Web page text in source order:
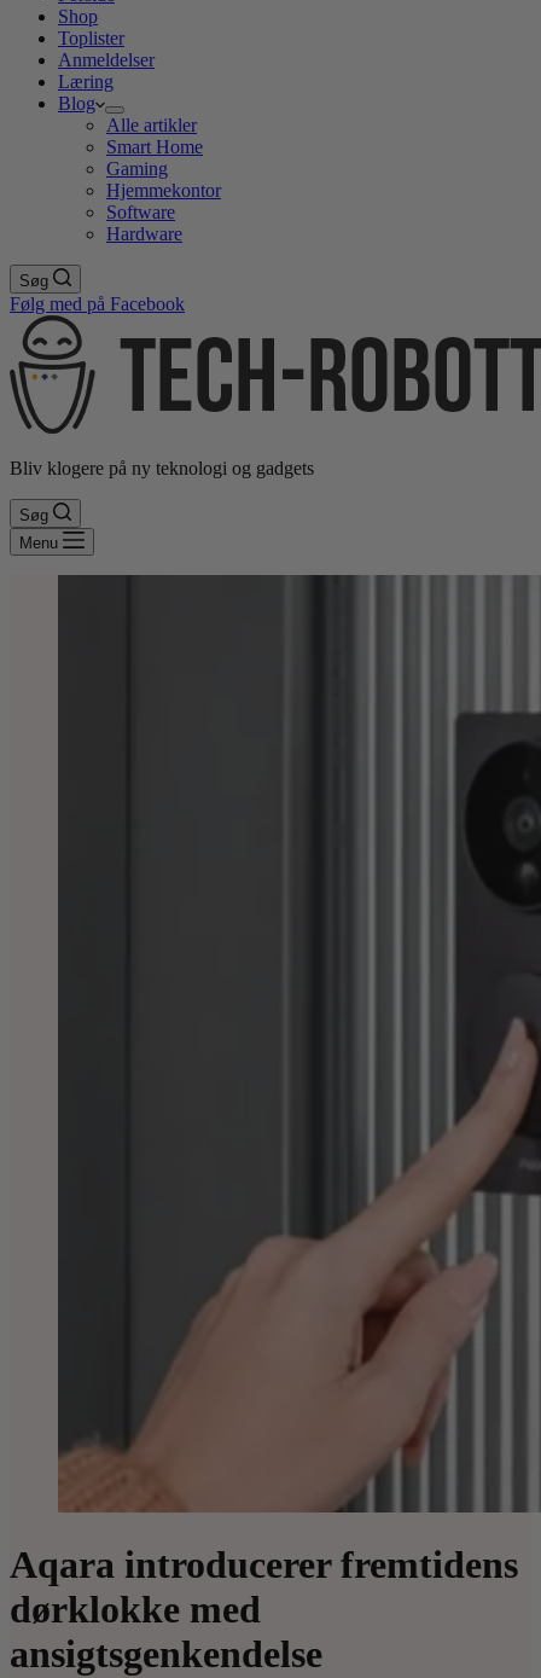
Shop
Toplister
Anmeldelser
Læring
Blog
Alle artikler
Smart Home
Gaming
Hjemmekontor
Software
Hardware
Søg
Følg med på Facebook
Bliv klogere på ny teknologi og gadgets
Søg
Menu
Aqara introducerer fremtidens
dørklokke med
ansigtsgenkendelse